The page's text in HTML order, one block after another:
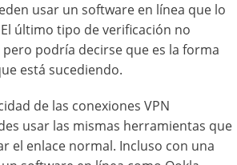
usar un software en línea que lo
último tipo de verificación no
podría decirse que es la forma
está sucediendo.
de las conexiones VPN
usar las mismas herramientas que
el enlace normal. Incluso con una